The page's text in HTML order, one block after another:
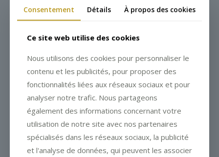
Consentement Détails À propos des cookies
Ce site web utilise des cookies
Nous utilisons des cookies pour personnaliser le
contenu et les publicités, pour proposer des
fonctionnalités liées aux réseaux sociaux et pour
analyser notre trafic. Nous partageons
également des informations concernant votre
utilisation de notre site avec nos partenaires
spécialisés dans les réseaux sociaux, la publicité
et l'analyse de données, qui peuvent les associer